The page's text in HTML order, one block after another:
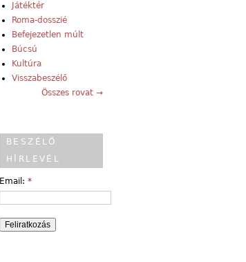
Játéktér
Roma-dosszié
Befejezetlen múlt
Búcsú
Kultúra
Visszabeszélő
Összes rovat →
BESZÉLŐ
HÍRLEVÉL
Email: *